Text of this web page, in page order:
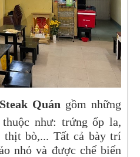
Quán gồm những
như: trứng ốp la,
thịt bò,... Tất cả bày trí
nhỏ và được chế biến